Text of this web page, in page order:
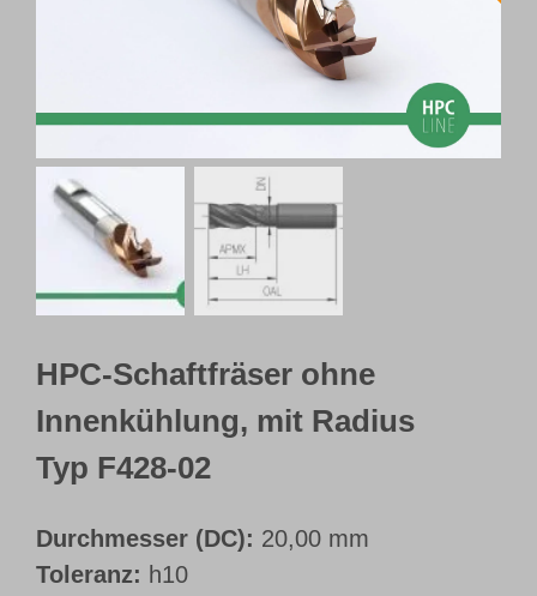
Kundenportal
Deutsch
HPC-Schaftfräser ohne
Innenkühlung, mit Radius
Typ F428-02
Durchmesser (DC): 20,00 mm
Toleranz: h10